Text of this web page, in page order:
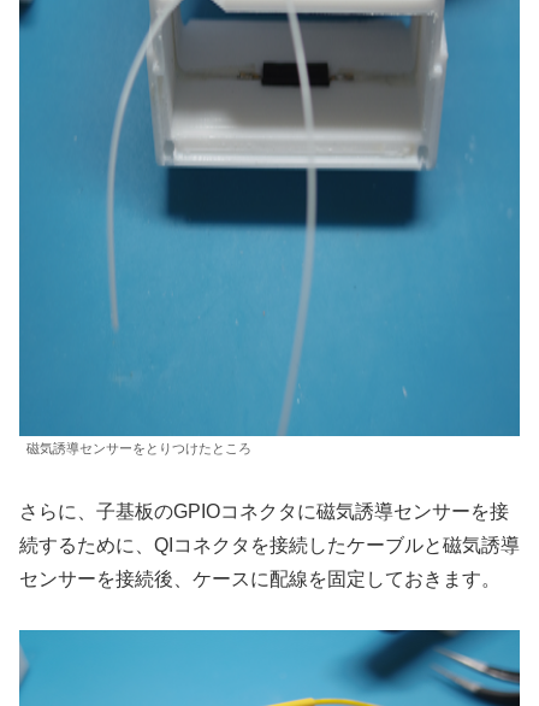
磁気誘導センサーをとりつけたところ
さらに、子基板のGPIOコネクタに磁気誘導センサーを接
続するために、QIコネクタを接続したケーブルと磁気誘導
センサーを接続後、ケースに配線を固定しておきます。